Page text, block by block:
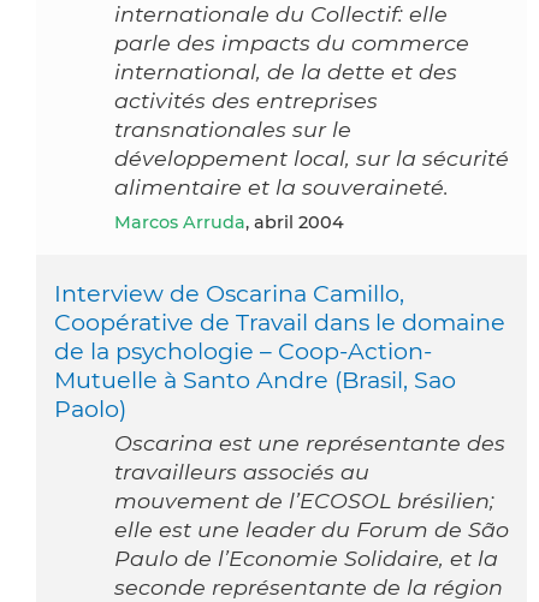
internationale du Collectif: elle
parle des impacts du commerce
international, de la dette et des
activités des entreprises
transnationales sur le
développement local, sur la sécurité
alimentaire et la souveraineté.
Marcos Arruda, abril 2004
Interview de Oscarina Camillo,
Coopérative de Travail dans le domaine
de la psychologie – Coop-Action-
Mutuelle à Santo Andre (Brasil, Sao
Paolo)
Oscarina est une représentante des
travailleurs associés au
mouvement de l’ECOSOL brésilien;
elle est une leader du Forum de São
Paulo de l’Economie Solidaire, et la
seconde représentante de la région